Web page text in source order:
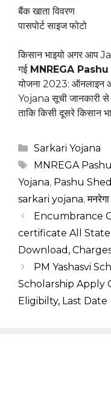
बैंक खाता विवरण
पासपोर्ट साइज फोटो
किसान भाइयो अगर आप
गईMNREGA
योजना 2023:
Yojana सूची जानकारी
ताकि किसी दूसरे किसान
Categories
Sarkari Yojana
Tags
MNREGA
Yojana, Pashu
sarkari yojana,
Encumbrance
certificate All
Download,
PM Yashasvi
Scholarship Apply
Eligibilty, Last Date